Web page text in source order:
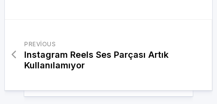
PREVIOUS
Instagram Reels Ses Parçası Artık
Kullanılamıyor